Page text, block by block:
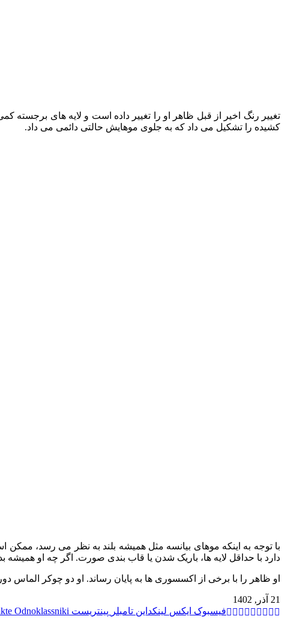
کشیده را تشکیل می‌ داد که به جلوی موهایش حالتی دائمی می‌ داد.
با توجه به اینکه موهای بیانسه مثل همیشه بلند به نظر می رسد،
دارد با حداقل لایه‌ ها، باریک شدن یا قاب‌ بندی صورت. اگر چه او
او ظاهر را با برخی از اکسسوری ها به پایان رساند. او دو چوکر
21 آذر, 1402
فیسبوک ایکس لینکداین تامبلر پینتریست Odnoklassniki